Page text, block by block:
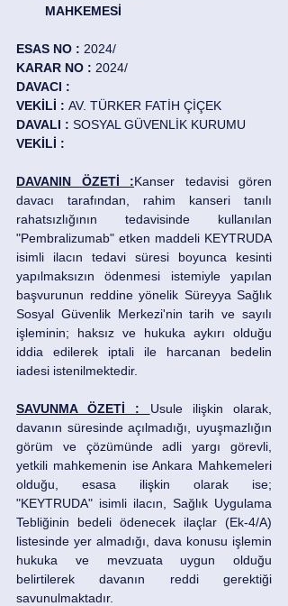
        MAHKEMESİ
ESAS NO : 2024/
KARAR NO : 2024/
DAVACI :
VEKİLİ : AV. TÜRKER FATİH ÇİÇEK
DAVALI : SOSYAL GÜVENLİK KURUMU
VEKİLİ :
DAVANIN ÖZETİ :Kanser tedavisi gören
davacı tarafından, rahim kanseri tanılı
rahatsızlığının tedavisinde kullanılan
"Pembralizumab" etken maddeli KEYTRUDA
isimli ilacın tedavi süresi boyunca kesinti
yapılmaksızın ödenmesi istemiyle yapılan
başvurunun reddine yönelik Süreyya Sağlık
Sosyal Güvenlik Merkezi'nin tarih ve sayılı
işleminin; haksız ve hukuka aykırı olduğu
iddia edilerek iptali ile harcanan bedelin
iadesi istenilmektedir.
SAVUNMA ÖZETİ : Usule ilişkin olarak,
davanın süresinde açılmadığı, uyuşmazlığın
görüm ve çözümünde adli yargı görevli,
yetkili mahkemenin ise Ankara Mahkemeleri
olduğu, esasa ilişkin olarak ise;
"KEYTRUDA" isimli ilacın, Sağlık Uygulama
Tebliğinin bedeli ödenecek ilaçlar (Ek-4/A)
listesinde yer almadığı, dava konusu işlemin
hukuka ve mevzuata uygun olduğu
belirtilerek davanın reddi gerektiği
savunulmaktadır.